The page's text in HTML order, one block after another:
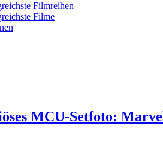
Filmreihen
Filme
MCU-Setfoto: